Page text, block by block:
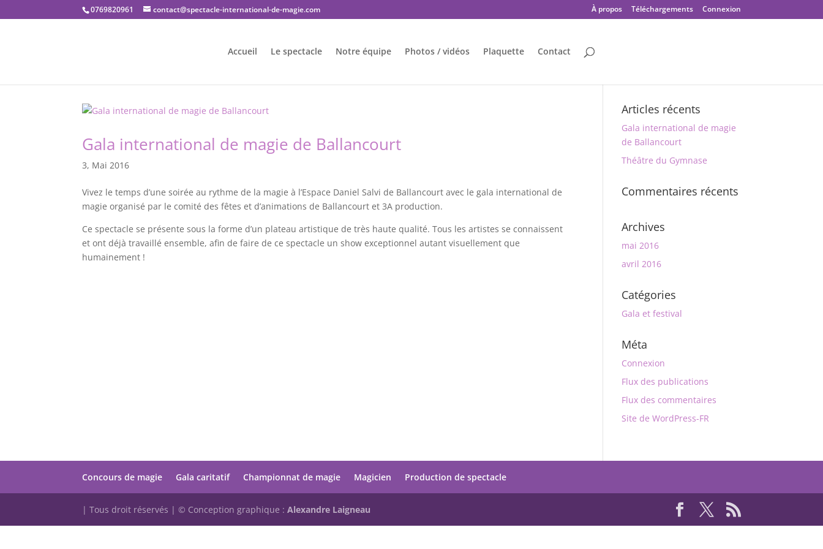
0769820961 contact@spectacle-international-de-magie.com À propos Téléchargements Connexion
Accueil Le spectacle Notre équipe Photos / vidéos Plaquette Contact
Gala international de magie de Ballancourt
3, Mai 2016
Vivez le temps d’une soirée au rythme de la magie à l’Espace Daniel Salvi de Ballancourt avec le gala international de
magie organisé par le comité des fêtes et d’animations de Ballancourt et 3A production.
Ce spectacle se présente sous la forme d’un plateau artistique de très haute qualité. Tous les artistes se connaissent
et ont déjà travaillé ensemble, afin de faire de ce spectacle un show exceptionnel autant visuellement que
humainement !
Articles récents
Gala international de magie
de Ballancourt
Théâtre du Gymnase
Commentaires récents
Archives
mai 2016
avril 2016
Catégories
Gala et festival
Méta
Connexion
Flux des publications
Flux des commentaires
Site de WordPress-FR
Concours de magie Gala caritatif Championnat de magie Magicien Production de spectacle
| Tous droit réservés | © Conception graphique :Alexandre Laigneau